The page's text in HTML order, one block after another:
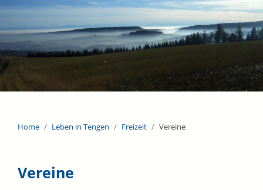
Home Leben in Tengen Freizeit Vereine
Vereine